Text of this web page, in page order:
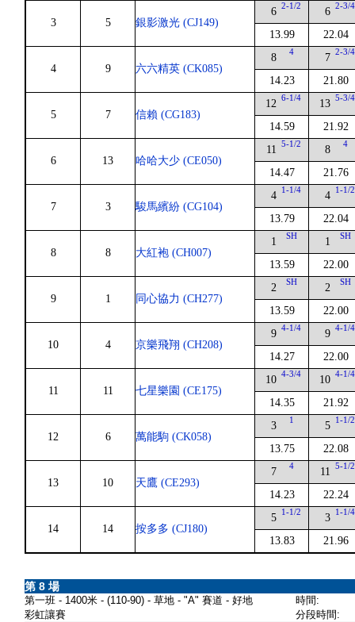
3 5 銀影激光 (CJ149)
6 2-1/2
13.99
6 2-3/4
22.04
4 9 六六精英 (CK085)
8 4
14.23
7 2-3/4
21.80
5 7 信賴 (CG183)
12 6-1/4
14.59
13 5-3/4
21.92
6 13 哈哈大少 (CE050)
11 5-1/2
14.47
8 4
21.76
7 3 駿馬繽紛 (CG104)
4 1-1/4
13.79
4 1-1/2
22.04
8 8 大紅袍 (CH007)
1 SH
13.59
1 SH
22.00
9 1 同心協力 (CH277)
2 SH
13.59
2 SH
22.00
10 4 京樂飛翔 (CH208)
9 4-1/4
14.27
9 4-1/4
22.00
11 11 七星樂園 (CE175)
10 4-3/4
14.35
10 4-1/4
21.92
12 6 萬能駒 (CK058)
3 1
13.75
5 1-1/2
22.08
13 10 天鷹 (CE293)
7 4
14.23
11 5-1/2
22.24
14 14 按多多 (CJ180)
5 1-1/2
13.83
3 1-1/4
21.96
第 8 場
第一班 - 1400米 - (110-90) - 草地 - "A" 賽道 - 好地
彩虹讓賽
時間:
分段時間: